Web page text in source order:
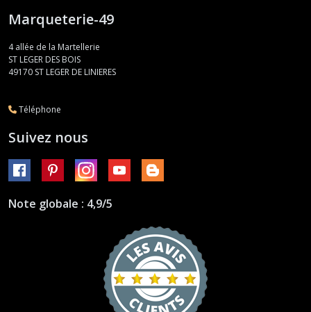
Marqueterie-49
4 allée de la Martellerie
ST LEGER DES BOIS
49170 ST LEGER DE LINIERES
Téléphone
Suivez nous
Note globale : 4,9/5